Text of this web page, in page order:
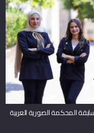
المحكمة الصورية العربية